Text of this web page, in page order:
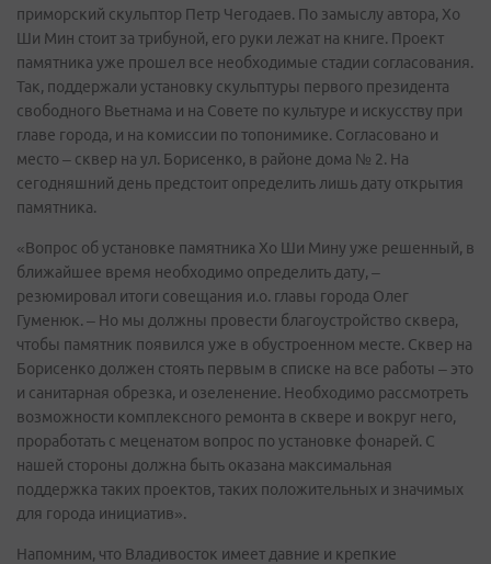
приморский скульптор Петр Чегодаев. По замыслу автора, Хо
Ши Мин стоит за трибуной, его руки лежат на книге. Проект
памятника уже прошел все необходимые стадии согласования.
Так, поддержали установку скульптуры первого президента
свободного Вьетнама и на Совете по культуре и искусству при
главе города, и на комиссии по топонимике. Согласовано и
место – сквер на ул. Борисенко, в районе дома № 2. На
сегодняшний день предстоит определить лишь дату открытия
памятника.
«Вопрос об установке памятника Хо Ши Мину уже решенный, в
ближайшее время необходимо определить дату, –
резюмировал итоги совещания и.о. главы города Олег
Гуменюк. – Но мы должны провести благоустройство сквера,
чтобы памятник появился уже в обустроенном месте. Сквер на
Борисенко должен стоять первым в списке на все работы – это
и санитарная обрезка, и озеленение. Необходимо рассмотреть
возможности комплексного ремонта в сквере и вокруг него,
проработать с меценатом вопрос по установке фонарей. С
нашей стороны должна быть оказана максимальная
поддержка таких проектов, таких положительных и значимых
для города инициатив».
Напомним, что Владивосток имеет давние и крепкие